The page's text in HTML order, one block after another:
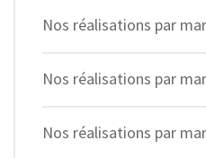
Nos réalisations par
Nos réalisations par
Nos réalisations par